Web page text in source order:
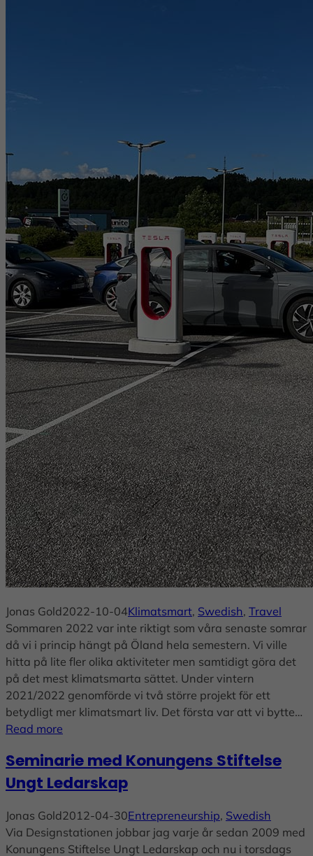
Jonas Gold2022-10-04Klimatsmart, Swedish, Travel
Sommaren 2022 var inte riktigt som våra senaste somrar
då vi i princip hängt på Öland hela semestern. Vi ville
hitta på lite fler olika aktiviteter men samtidigt göra det
på det mest klimatsmarta sättet. Under vintern
2021/2022 genomförde vi två större projekt för ett
betydligt mer klimatsmart liv. Det första var att vi bytte…
Read more
Seminarie med Konungens Stiftelse
Ungt Ledarskap
Jonas Gold2012-04-30Entrepreneurship, Swedish
Via Designstationen jobbar jag varje år sedan 2009 med
Konungens Stiftelse Ungt Ledarskap och nu i torsdags